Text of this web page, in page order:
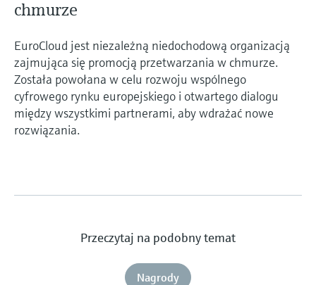
chmurze
EuroCloud jest niezależną niedochodową organizacją
zajmująca się promocją przetwarzania w chmurze.
Została powołana w celu rozwoju wspólnego
cyfrowego rynku europejskiego i otwartego dialogu
między wszystkimi partnerami, aby wdrażać nowe
rozwiązania.
Przeczytaj na podobny temat
Nagrody